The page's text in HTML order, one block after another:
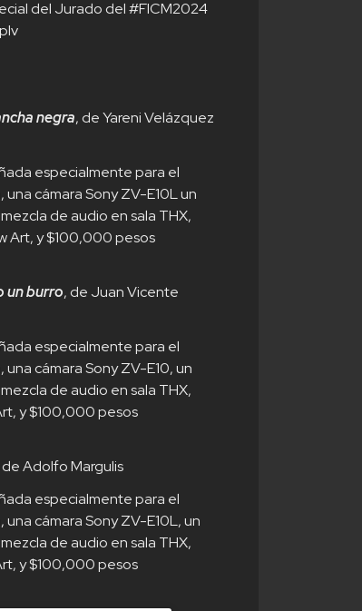
del Jurado del#FICM2024
negra, de Yareni Velázquez
especialmente para el
cámara Sony ZV-E10L un
de audio en sala THX,
Art, y $100,000 pesos
un burro, de Juan Vicente
especialmente para el
cámara Sony ZV-E10, un
de audio en sala THX,
y $100,000 pesos
de Adolfo Margulis
especialmente para el
cámara Sony ZV-E10L, un
de audio en sala THX,
y $100,000 pesos